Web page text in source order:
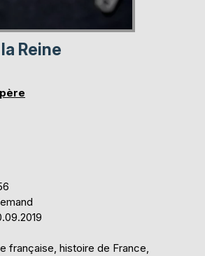
Reine
française, histoire de France,